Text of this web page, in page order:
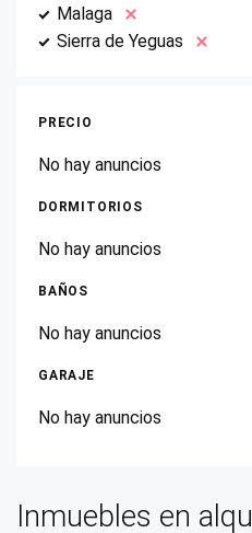
Malaga
Sierra de Yeguas
PRECIO
No hay anuncios
DORMITORIOS
No hay anuncios
BAÑOS
No hay anuncios
GARAJE
No hay anuncios
Inmuebles en